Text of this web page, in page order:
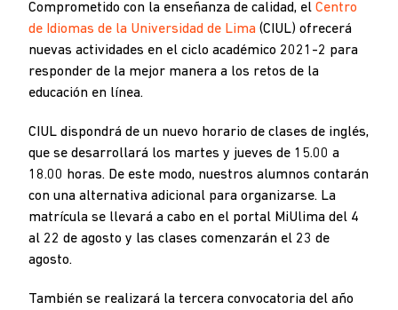
Comprometido con la enseñanza de calidad, el Centro
de Idiomas de la Universidad de Lima (CIUL) ofrecerá
nuevas actividades en el ciclo académico 2021-2 para
responder de la mejor manera a los retos de la
educación en línea.
CIUL dispondrá de un nuevo horario de clases de inglés,
que se desarrollará los martes y jueves de 15.00 a
18.00 horas. De este modo, nuestros alumnos contarán
con una alternativa adicional para organizarse. La
matrícula se llevará a cabo en el portal MiUlima del 4
al 22 de agosto y las clases comenzarán el 23 de
agosto.
También se realizará la tercera convocatoria del año